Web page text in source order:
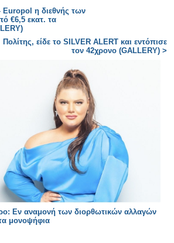
η διεθνής των
€6,5 εκατ. τα
Πολίτης, είδε το SILVER ALERT και εντόπισε
τον 42χρονο (GALLERY) >
Εν αναμονή των διορθωτικών αλλαγών
μονοψήφια